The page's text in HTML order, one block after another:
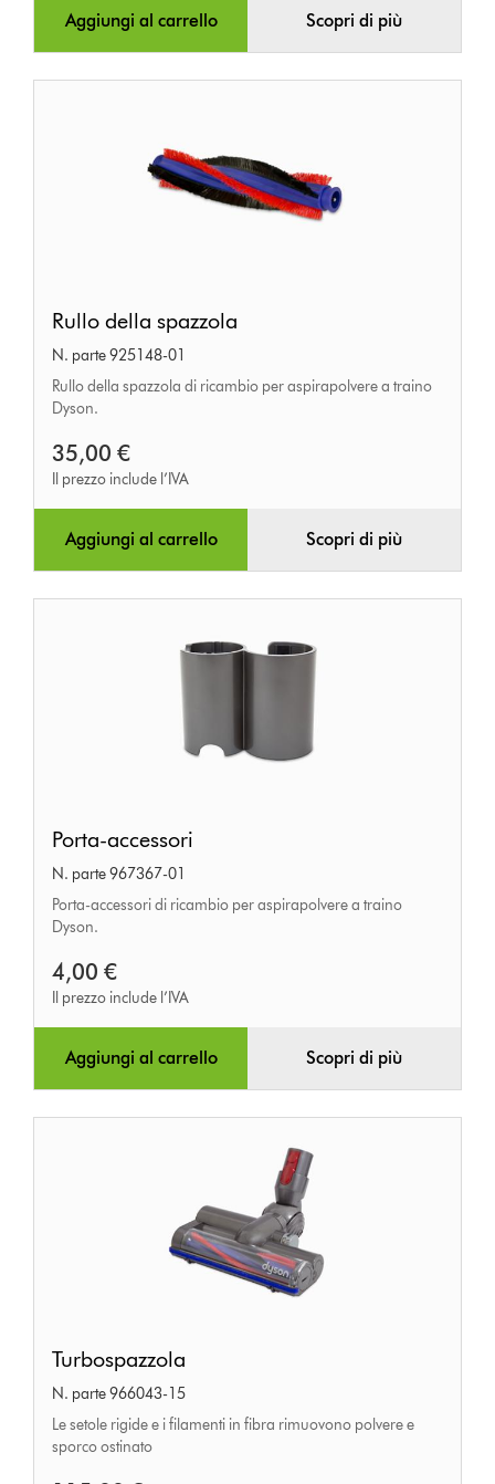
Aggiungi al carrello Scopri di più
della
spazzola
Rullo della spazzola
N. parte 925148-01
Rullo della spazzola di ricambio per aspirapolvere a traino
Dyson.
35,00 €
Il prezzo include l’IVA
Aggiungi al carrello Scopri di più
accessori
Porta-accessori
N. parte 967367-01
Porta-accessori di ricambio per aspirapolvere a traino
Dyson.
4,00 €
Il prezzo include l’IVA
Aggiungi al carrello Scopri di più
Turbospazzola
N. parte 966043-15
Le setole rigide e i filamenti in fibra rimuovono polvere e
sporco ostinato